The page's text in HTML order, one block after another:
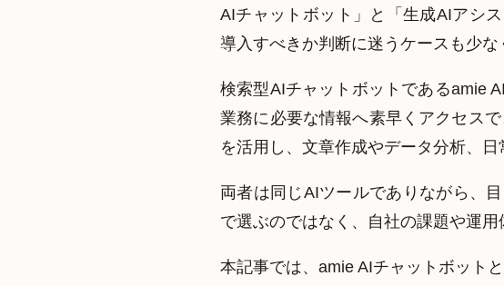
AIチャットボット」と「生成AIアシ
導入すべきか判断に迷うケースも少な
検索型AIチャットボットであるamie
業務に必要な情報へ素早くアクセス
を活用し、文章作成やデータ分析、
両者は同じAIツールでありながら、
で選ぶのではなく、自社の課題や運
本記事では、amie AIチャットボット